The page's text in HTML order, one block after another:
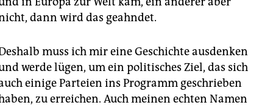
dann wird das geahndet.
muss ich mir eine Geschichte ausdenken
werde lügen, um ein politisches Ziel, das sich
einige Parteien ins Programm geschrieben
zu erreichen. Auch meinen echten Namen